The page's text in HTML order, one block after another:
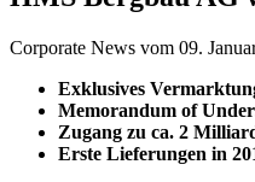
Corporate News vom 09.
Exklusives
Memorandum of
Zugang zu ca. 2
Erste Lieferungen in